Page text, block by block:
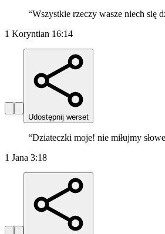
“Wszystkie rzeczy wasze niech się
1 Koryntian 16:14
Udostępnij werset
“Dziateczki moje! nie miłujmy
1 Jana 3:18